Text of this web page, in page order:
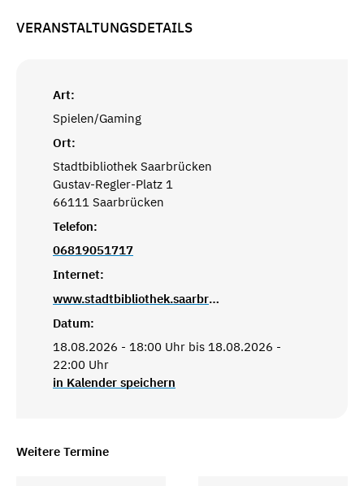
VERANSTALTUNGSDETAILS
Art:
Spielen/Gaming
Ort:
Stadtbibliothek Saarbrücken
Gustav-Regler-Platz 1
66111 Saarbrücken
Telefon:
06819051717
Internet:
www.stadtbibliothek.saarbruecken.de
Datum:
18.08.2026 - 18:00 Uhr bis 18.08.2026 -
22:00 Uhr
in Kalender speichern
Weitere Termine